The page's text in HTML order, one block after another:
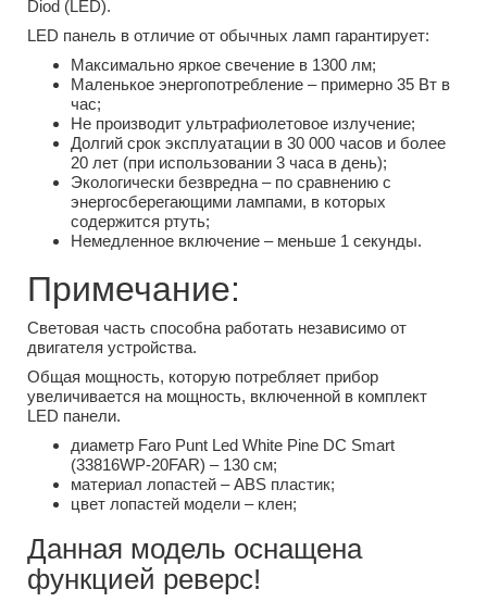
Diod (LED).
LED панель в отличие от обычных ламп гарантирует:
Максимально яркое свечение в 1300 лм;
Маленькое энергопотребление – примерно 35 Вт в
час;
Не производит ультрафиолетовое излучение;
Долгий срок эксплуатации в 30 000 часов и более
20 лет (при использовании 3 часа в день);
Экологически безвредна – по сравнению с
энергосберегающими лампами, в которых
содержится ртуть;
Немедленное включение – меньше 1 секунды.
Примечание:
Световая часть способна работать независимо от
двигателя устройства.
Общая мощность, которую потребляет прибор
увеличивается на мощность, включенной в комплект
LED панели.
диаметр Faro Punt Led White Pine DC Smart
(33816WP-20FAR) – 130 см;
материал лопастей – ABS пластик;
цвет лопастей модели – клен;
Данная модель оснащена
функцией реверс!